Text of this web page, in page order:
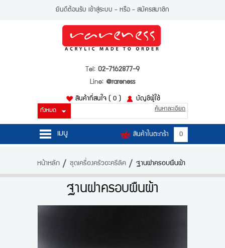
ยินดีต้อนรับ เข้าสู่ระบบ - หรือ - สมัครสมาชิก
Tel: 02-7162877-9
Line: @rareness
สินค้าที่สนใจ ( 0 ) บัญชีผู้ใช้
สินค้าในตะกร้า 0
ค้นหาละเอียด
เมนู
สินค้า
หน้าหลัก ชุดเครื่องครัวอะครีลิค ฐานฝาครอบผืนผ้า
ฐานฝาครอบผืนผ้า